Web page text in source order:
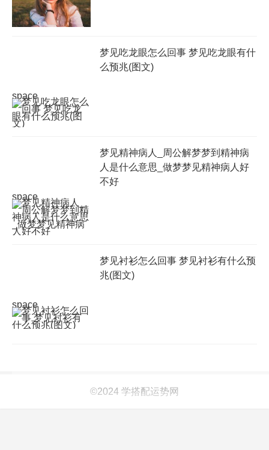
space
梦见吃龙眼怎么回事 梦见吃龙眼有什
么预兆(图文)
space
梦见精神病人_周公解梦梦到精神病
人是什么意思_做梦梦见精神病人好
不好
space
梦见衬衫怎么回事 梦见衬衫有什么预
兆(图文)
©2024 学搭配运势网